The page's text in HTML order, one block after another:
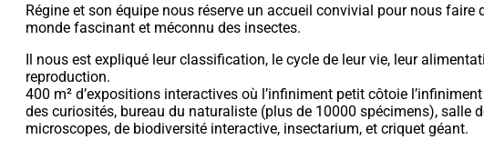
Régine et son équipe nous réserve un accueil convivial pour nous faire
monde fascinant et méconnu des insectes.
Il nous est expliqué leur classification, le cycle de leur vie, leur
reproduction.
400 m² d’expositions interactives où l’infiniment petit côtoie
des curiosités, bureau du naturaliste (plus de 10000 spécimens), salle
microscopes, de biodiversité interactive, insectarium, et criquet géant.